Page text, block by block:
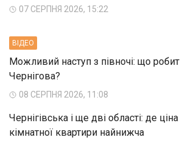
07 СЕРПНЯ 2026, 15:22
ВIДЕО
Можливий наступ з півночі: що
Чернігова?
08 СЕРПНЯ 2026, 11:08
Чернігівська і ще дві області: де
кімнатної квартири найнижча